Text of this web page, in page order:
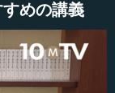
めの講義